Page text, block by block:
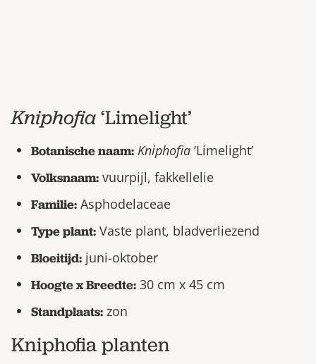
Kniphofia‘Limelight’
Botanische naam: Kniphofia ‘Limelight’
Volksnaam: vuurpijl, fakkellelie
Familie: Asphodelaceae
Type plant: Vaste plant, bladverliezend
Bloeitijd: juni-oktober
Hoogte x Breedte: 30 cm x 45 cm
Standplaats: zon
Kniphofia planten